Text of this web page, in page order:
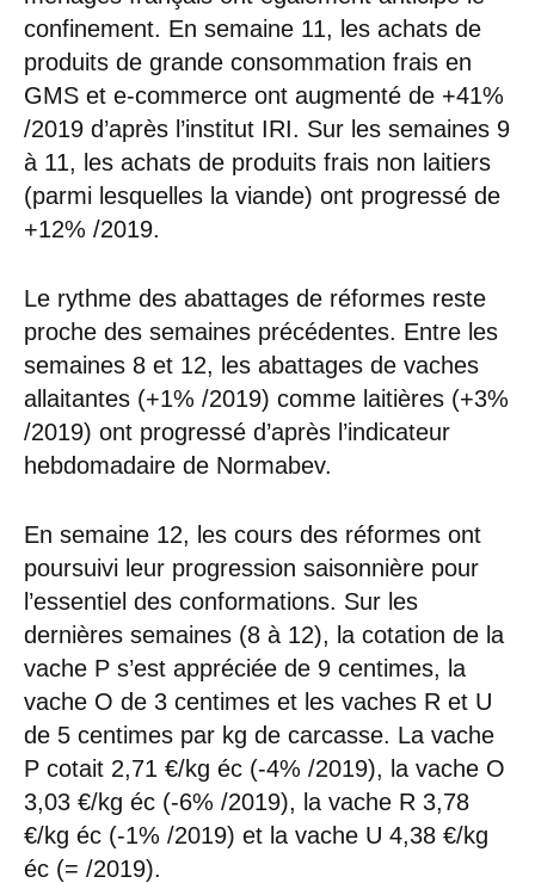
confinement. En semaine 11, les achats de
produits de grande consommation frais en
GMS et e-commerce ont augmenté de +41%
/2019 d’après l’institut IRI. Sur les semaines 9
à 11, les achats de produits frais non laitiers
(parmi lesquelles la viande) ont progressé de
+12% /2019.
Le rythme des abattages de réformes reste
proche des semaines précédentes. Entre les
semaines 8 et 12, les abattages de vaches
allaitantes (+1% /2019) comme laitières (+3%
/2019) ont progressé d’après l’indicateur
hebdomadaire de Normabev.
En semaine 12, les cours des réformes ont
poursuivi leur progression saisonnière pour
l’essentiel des conformations. Sur les
dernières semaines (8 à 12), la cotation de la
vache P s’est appréciée de 9 centimes, la
vache O de 3 centimes et les vaches R et U
de 5 centimes par kg de carcasse. La vache
P cotait 2,71 €/kg éc (-4% /2019), la vache O
3,03 €/kg éc (-6% /2019), la vache R 3,78
€/kg éc (-1% /2019) et la vache U 4,38 €/kg
éc (= /2019).